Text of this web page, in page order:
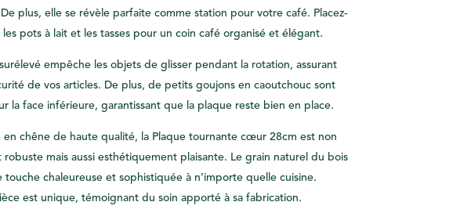
plus, elle se révèle parfaite comme station pour votre café. Placez-
les pots à lait et les tasses pour un coin café organisé et élégant.
empêche les objets de glisser pendant la rotation, assurant
de vos articles. De plus, de petits goujons en caoutchouc sont
la face inférieure, garantissant que la plaque reste bien en place.
en chêne de haute qualité, la Plaque tournante cœur 28cm est non
robuste mais aussi esthétiquement plaisante. Le grain naturel du bois
touche chaleureuse et sophistiquée à n’importe quelle cuisine.
est unique, témoignant du soin apporté à sa fabrication.